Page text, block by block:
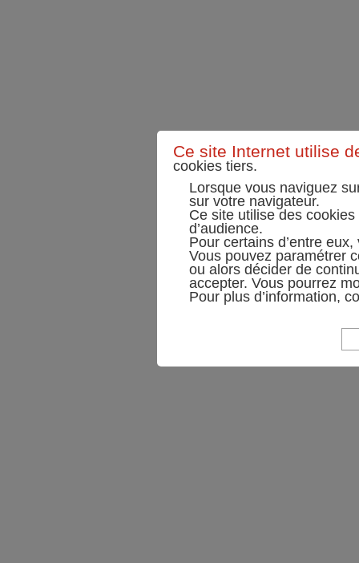
Ce site Internet utilise
cookies tiers.
Lorsque vous naviguez
sur votre navigateur.
Ce site utilise des
d’audience.
Pour certains d’entre
Vous pouvez paramétrer
ou alors décider de
accepter. Vous pourrez
Pour plus d’information,